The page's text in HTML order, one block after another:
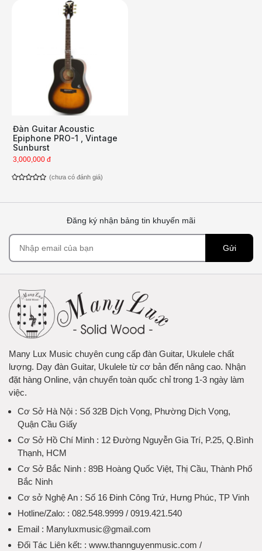
Đàn Guitar Acoustic
Epiphone PRO-1 , Vintage
Sunburst
3,000,000 đ
(chưa có đánh giá)
Đăng ký nhận bảng tin khuyến mãi
Gửi
Many Lux Music chuyên cung cấp đàn Guitar, Ukulele chất
lượng. Dạy đàn Guitar, Ukulele từ cơ bản đến nâng cao. Nhận
đặt hàng Online, vận chuyển toàn quốc chỉ trong 1-3 ngày làm
việc.
Cơ Sở Hà Nội : Số 32B Dịch Vọng, Phường Dịch Vọng,
Quận Cầu Giấy
Cơ Sở Hồ Chí Minh : 12 Đường Nguyễn Gia Trí, P.25, Q.Bình
Thạnh, HCM
Cơ Sở Bắc Ninh : 89B Hoàng Quốc Việt, Thị Cầu, Thành Phố
Bắc Ninh
Cơ sở Nghệ An : Số 16 Đinh Công Trứ, Hưng Phúc, TP Vinh
Hotline/Zalo: : 082.548.9999 / 0919.421.540
Email : Manyluxmusic@gmail.com
Đối Tác Liên kết: : www.thannguyenmusic.com /